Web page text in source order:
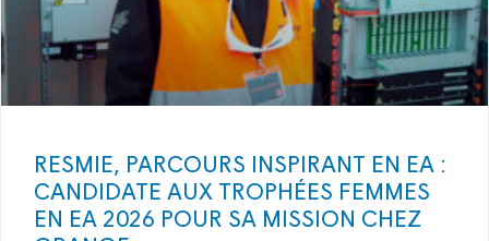
RESMIE, PARCOURS INSPIRANT EN EA :
CANDIDATE AUX TROPHÉES FEMMES
EN EA 2026 POUR SA MISSION CHEZ